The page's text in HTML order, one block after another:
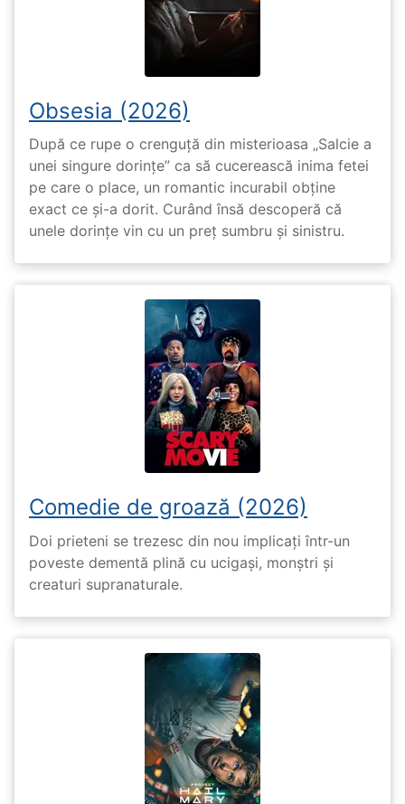
Obsesia (2026)
După ce rupe o crenguță din misterioasa „Salcie a
unei singure dorințe” ca să cucerească inima fetei
pe care o place, un romantic incurabil obține
exact ce și-a dorit. Curând însă descoperă că
unele dorințe vin cu un preț sumbru și sinistru.
Comedie de groază (2026)
Doi prieteni se trezesc din nou implicați într-un
poveste dementă plină cu ucigași, monștri și
creaturi supranaturale.